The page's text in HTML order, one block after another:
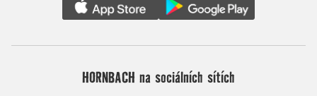
HORNBACH na sociálních sítích